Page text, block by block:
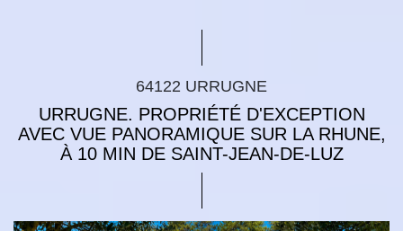
64122 URRUGNE
URRUGNE. PROPRIÉTÉ D'EXCEPTION
AVEC VUE PANORAMIQUE SUR LA RHUNE,
À 10 MIN DE SAINT-JEAN-DE-LUZ